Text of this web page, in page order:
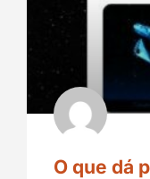
O que dá